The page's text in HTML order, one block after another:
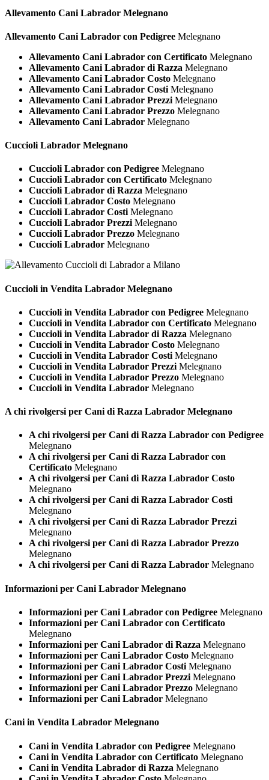
Allevamento Cani Labrador Melegnano
Allevamento Cani Labrador con Pedigree Melegnano
Allevamento Cani Labrador con Certificato Melegnano
Allevamento Cani Labrador di Razza Melegnano
Allevamento Cani Labrador Costo Melegnano
Allevamento Cani Labrador Costi Melegnano
Allevamento Cani Labrador Prezzi Melegnano
Allevamento Cani Labrador Prezzo Melegnano
Allevamento Cani Labrador Melegnano
Cuccioli Labrador Melegnano
Cuccioli Labrador con Pedigree Melegnano
Cuccioli Labrador con Certificato Melegnano
Cuccioli Labrador di Razza Melegnano
Cuccioli Labrador Costo Melegnano
Cuccioli Labrador CostiMelegnano
Cuccioli Labrador PrezziMelegnano
Cuccioli Labrador Prezzo Melegnano
Cuccioli Labrador Melegnano
Cuccioli in Vendita Labrador Melegnano
Cuccioli in Vendita Labrador con Pedigree Melegnano
Cuccioli in Vendita Labrador con Certificato Melegnano
Cuccioli in Vendita Labrador di Razza Melegnano
Cuccioli in Vendita Labrador Costo Melegnano
Cuccioli in Vendita Labrador Costi Melegnano
Cuccioli in Vendita Labrador Prezzi Melegnano
Cuccioli in Vendita Labrador Prezzo Melegnano
Cuccioli in Vendita Labrador Melegnano
A chi rivolgersi per Cani di Razza Labrador Melegnano
A chi rivolgersi per Cani di Razza Labrador con Pedigree
Melegnano
A chi rivolgersi per Cani di Razza Labrador con
Certificato Melegnano
A chi rivolgersi per Cani di Razza Labrador Costo
Melegnano
A chi rivolgersi per Cani di Razza Labrador Costi
Melegnano
A chi rivolgersi per Cani di Razza Labrador Prezzi
Melegnano
A chi rivolgersi per Cani di Razza Labrador Prezzo
Melegnano
A chi rivolgersi per Cani di Razza Labrador Melegnano
Informazioni per Cani Labrador Melegnano
Informazioni per Cani Labrador con Pedigree Melegnano
Informazioni per Cani Labrador con Certificato
Melegnano
Informazioni per Cani Labrador di Razza Melegnano
Informazioni per Cani Labrador Costo Melegnano
Informazioni per Cani Labrador Costi Melegnano
Informazioni per Cani Labrador Prezzi Melegnano
Informazioni per Cani Labrador Prezzo Melegnano
Informazioni per Cani Labrador Melegnano
Cani in Vendita Labrador Melegnano
Cani in Vendita Labrador con Pedigree Melegnano
Cani in Vendita Labrador con Certificato Melegnano
Cani in Vendita Labrador di Razza Melegnano